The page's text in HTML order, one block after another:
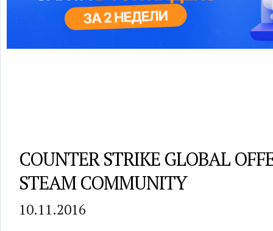
COUNTER STRIKE GLOBAL
STEAM COMMUNITY
10.11.2016